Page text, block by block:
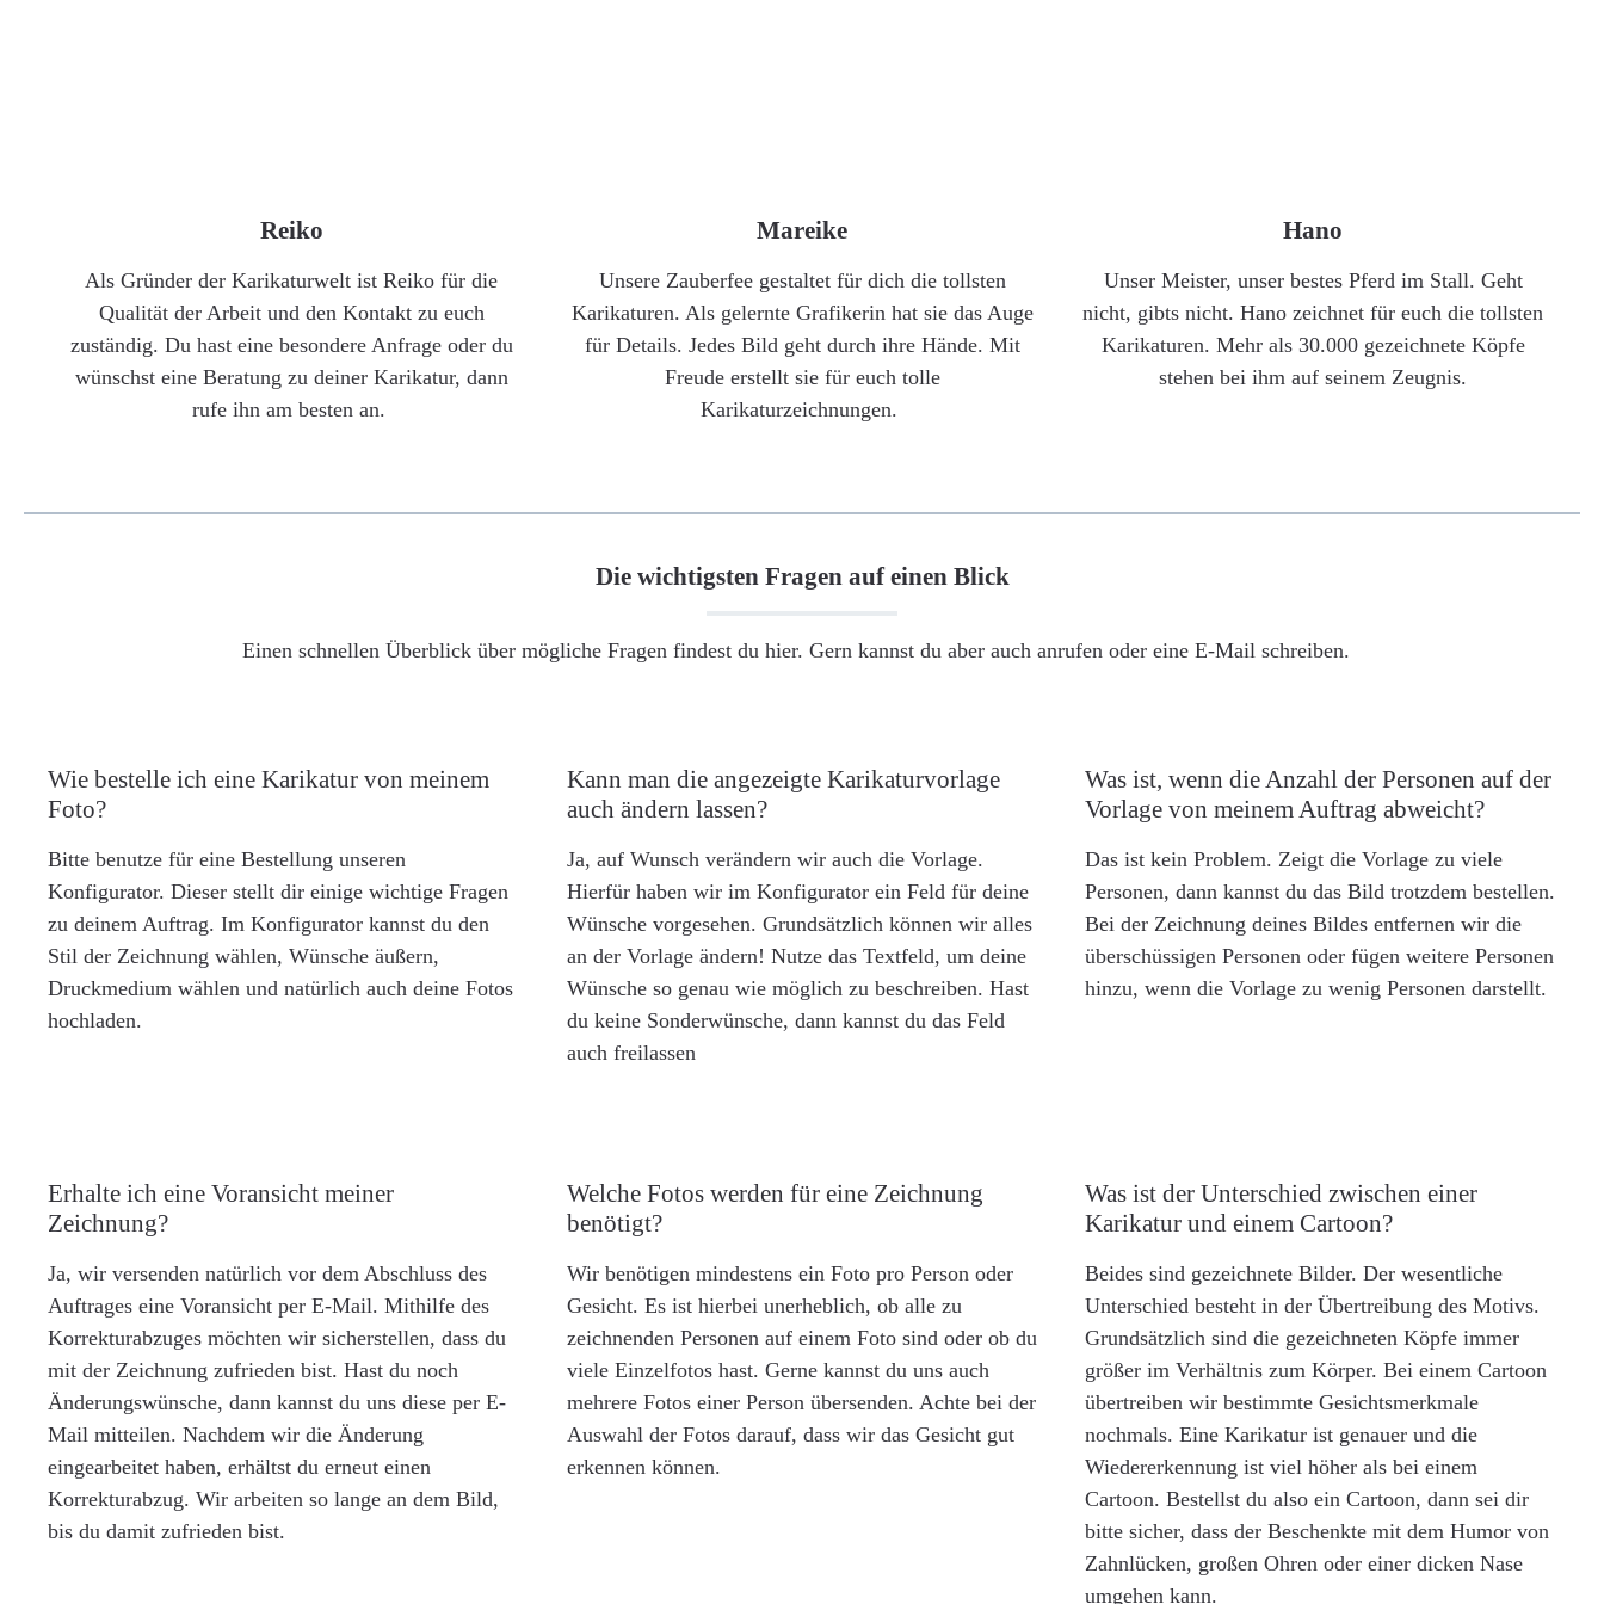
Reiko
Als Gründer der Karikaturwelt ist Reiko für die
Qualität der Arbeit und den Kontakt zu euch
zuständig. Du hast eine besondere Anfrage oder du
wünschst eine Beratung zu deiner Karikatur, dann
rufe ihn am besten an.
Mareike
Unsere Zauberfee gestaltet für dich die tollsten
Karikaturen. Als gelernte Grafikerin hat sie das Auge
für Details. Jedes Bild geht durch ihre Hände. Mit
Freude erstellt sie für euch tolle
Karikaturzeichnungen.
Hano
Unser Meister, unser bestes Pferd im Stall. Geht
nicht, gibts nicht. Hano zeichnet für euch die tollsten
Karikaturen. Mehr als 30.000 gezeichnete Köpfe
stehen bei ihm auf seinem Zeugnis.
Die wichtigsten Fragen auf einen Blick
Einen schnellen Überblick über mögliche Fragen findest du hier. Gern kannst du aber auch anrufen oder eine E-Mail schreiben.
Wie bestelle ich eine Karikatur von meinem
Foto?
Bitte benutze für eine Bestellung unseren
Konfigurator. Dieser stellt dir einige wichtige Fragen
zu deinem Auftrag. Im Konfigurator kannst du den
Stil der Zeichnung wählen, Wünsche äußern,
Druckmedium wählen und natürlich auch deine Fotos
hochladen.
Kann man die angezeigte Karikaturvorlage
auch ändern lassen?
Ja, auf Wunsch verändern wir auch die Vorlage.
Hierfür haben wir im Konfigurator ein Feld für deine
Wünsche vorgesehen. Grundsätzlich können wir alles
an der Vorlage ändern! Nutze das Textfeld, um deine
Wünsche so genau wie möglich zu beschreiben. Hast
du keine Sonderwünsche, dann kannst du das Feld
auch freilassen
Was ist, wenn die Anzahl der Personen auf der
Vorlage von meinem Auftrag abweicht?
Das ist kein Problem. Zeigt die Vorlage zu viele
Personen, dann kannst du das Bild trotzdem bestellen.
Bei der Zeichnung deines Bildes entfernen wir die
überschüssigen Personen oder fügen weitere Personen
hinzu, wenn die Vorlage zu wenig Personen darstellt.
Erhalte ich eine Voransicht meiner
Zeichnung?
Ja, wir versenden natürlich vor dem Abschluss des
Auftrages eine Voransicht per E-Mail. Mithilfe des
Korrekturabzuges möchten wir sicherstellen, dass du
mit der Zeichnung zufrieden bist. Hast du noch
Änderungswünsche, dann kannst du uns diese per E-
Mail mitteilen. Nachdem wir die Änderung
eingearbeitet haben, erhältst du erneut einen
Korrekturabzug. Wir arbeiten so lange an dem Bild,
bis du damit zufrieden bist.
Welche Fotos werden für eine Zeichnung
benötigt?
Wir benötigen mindestens ein Foto pro Person oder
Gesicht. Es ist hierbei unerheblich, ob alle zu
zeichnenden Personen auf einem Foto sind oder ob du
viele Einzelfotos hast. Gerne kannst du uns auch
mehrere Fotos einer Person übersenden. Achte bei der
Auswahl der Fotos darauf, dass wir das Gesicht gut
erkennen können.
Was ist der Unterschied zwischen einer
Karikatur und einem Cartoon?
Beides sind gezeichnete Bilder. Der wesentliche
Unterschied besteht in der Übertreibung des Motivs.
Grundsätzlich sind die gezeichneten Köpfe immer
größer im Verhältnis zum Körper. Bei einem Cartoon
übertreiben wir bestimmte Gesichtsmerkmale
nochmals. Eine Karikatur ist genauer und die
Wiedererkennung ist viel höher als bei einem
Cartoon. Bestellst du also ein Cartoon, dann sei dir
bitte sicher, dass der Beschenkte mit dem Humor von
Zahnlücken, großen Ohren oder einer dicken Nase
umgehen kann.